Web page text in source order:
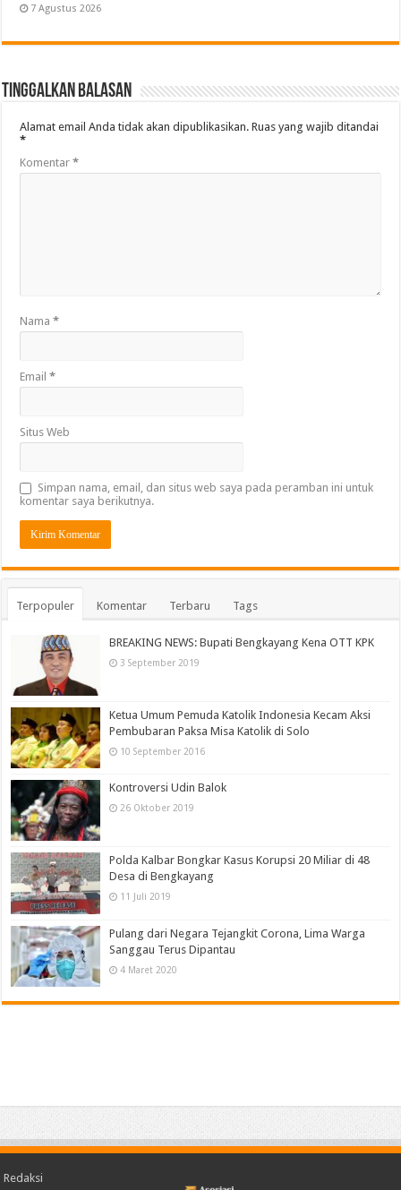
7 Agustus 2026
Tinggalkan Balasan
Alamat email Anda tidak akan dipublikasikan. Ruas yang wajib ditandai
*
Komentar*
Nama*
Email*
Situs Web
Simpan nama, email, dan situs web saya pada peramban ini untuk
komentar saya berikutnya.
Terpopuler Komentar Terbaru Tags
BREAKING NEWS: Bupati Bengkayang Kena OTT KPK
3 September 2019
Ketua Umum Pemuda Katolik Indonesia Kecam Aksi
Pembubaran Paksa Misa Katolik di Solo
10 September 2016
Kontroversi Udin Balok
26 Oktober 2019
Polda Kalbar Bongkar Kasus Korupsi 20 Miliar di 48
Desa di Bengkayang
11 Juli 2019
Pulang dari Negara Tejangkit Corona, Lima Warga
Sanggau Terus Dipantau
4 Maret 2020
Redaksi